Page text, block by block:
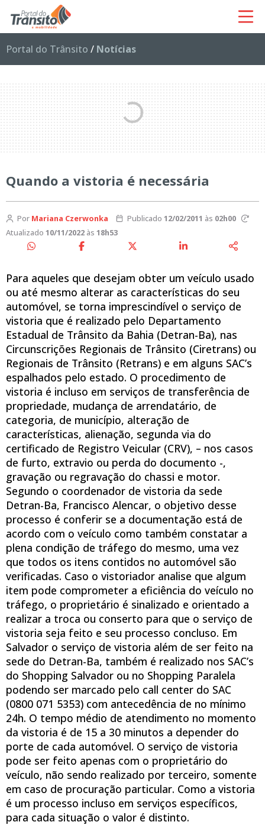
Portal do Trânsito / Notícias
Quando a vistoria é necessária
Por Mariana Czerwonka Publicado 12/02/2011 às 02h00
Atualizado 10/11/2022 às 18h53
Para aqueles que desejam obter um veículo usado
ou até mesmo alterar as características do seu
automóvel, se torna imprescindível o serviço de
vistoria que é realizado pelo Departamento
Estadual de Trânsito da Bahia (Detran-Ba), nas
Circunscrições Regionais de Trânsito (Ciretrans) ou
Regionais de Trânsito (Retrans) e em alguns SAC’s
espalhados pelo estado. O procedimento de
vistoria é incluso em serviços de transferência de
propriedade, mudança de arrendatário, de
categoria, de município, alteração de
características, alienação, segunda via do
certificado de Registro Veicular (CRV), – nos casos
de furto, extravio ou perda do documento -,
gravação ou regravação do chassi e motor.
Segundo o coordenador de vistoria da sede
Detran-Ba, Francisco Alencar, o objetivo desse
processo é conferir se a documentação está de
acordo com o veículo como também constatar a
plena condição de tráfego do mesmo, uma vez
que todos os itens contidos no automóvel são
verificadas. Caso o vistoriador analise que algum
item pode comprometer a eficiência do veículo no
tráfego, o proprietário é sinalizado e orientado a
realizar a troca ou conserto para que o serviço de
vistoria seja feito e seu processo concluso. Em
Salvador o serviço de vistoria além de ser feito na
sede do Detran-Ba, também é realizado nos SAC’s
do Shopping Salvador ou no Shopping Paralela
podendo ser marcado pelo call center do SAC
(0800 071 5353) com antecedência de no mínimo
24h. O tempo médio de atendimento no momento
da vistoria é de 15 a 30 minutos a depender do
porte de cada automóvel. O serviço de vistoria
pode ser feito apenas com o proprietário do
veículo, não sendo realizado por terceiro, somente
em caso de procuração particular. Como a vistoria
é um processo incluso em serviços específicos,
para cada situação o valor é distinto.